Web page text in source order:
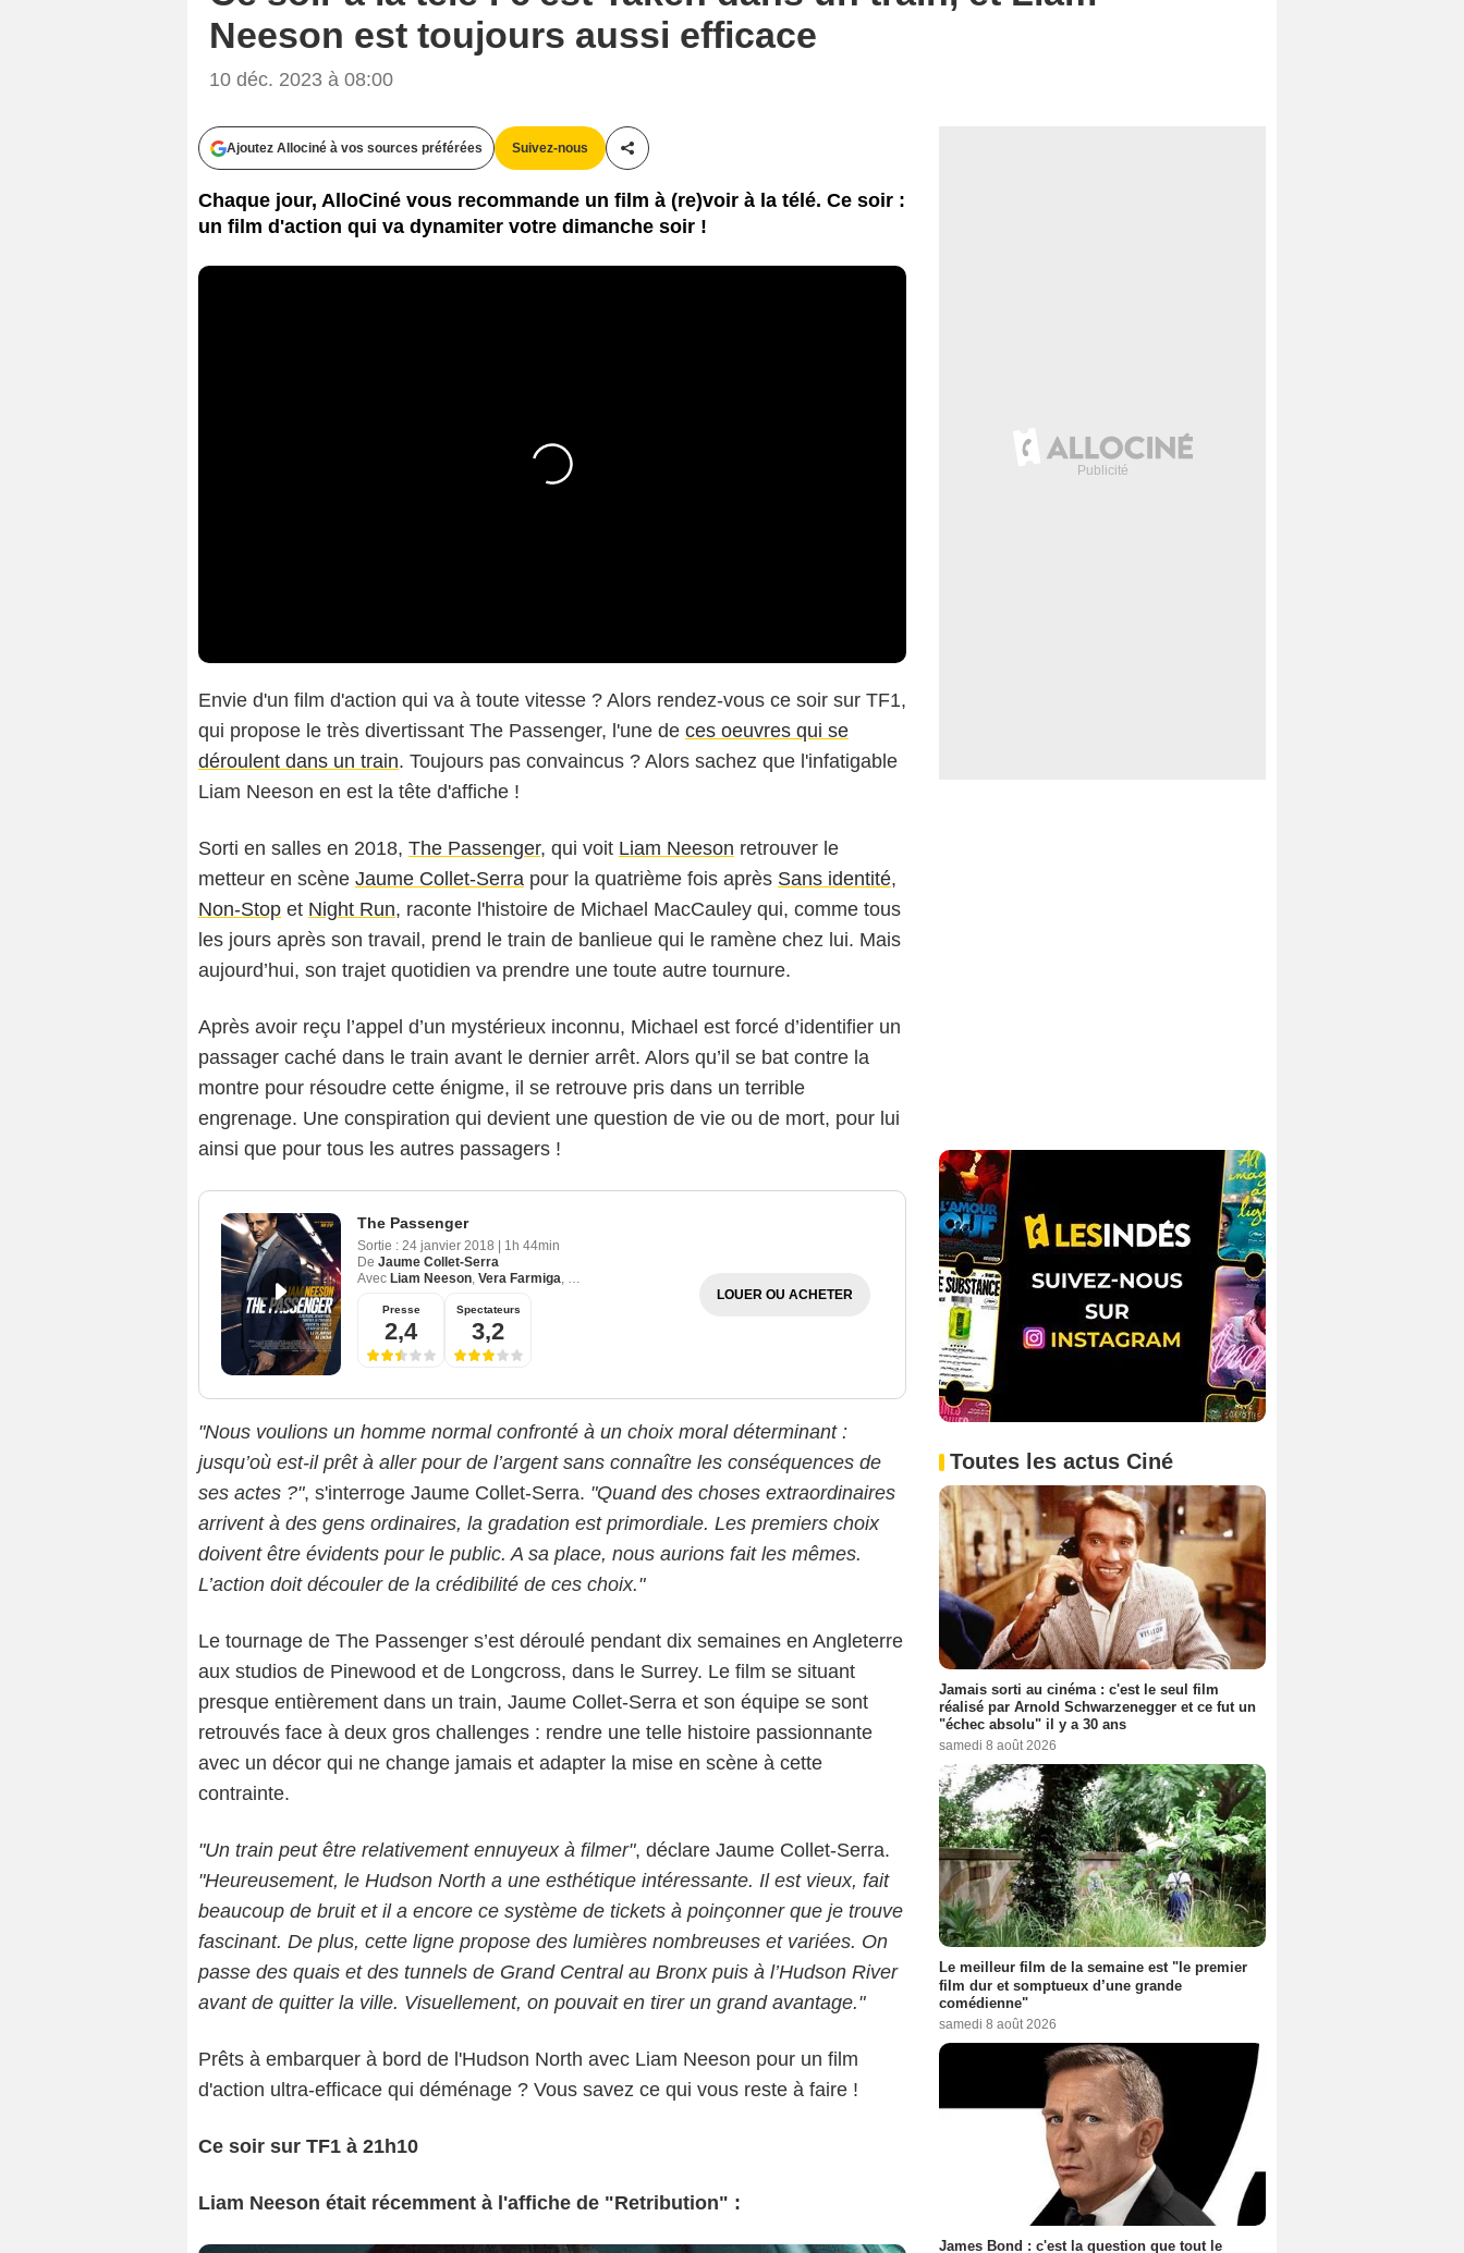
Neeson est toujours aussi efficace
10 déc. 2023 à 08:00
Ajoutez Allociné à vos sources préférées Suivez-nous
Partager cet article
Chaque jour, AlloCiné vous recommande un film à (re)voir à la télé. Ce soir :
un film d'action qui va dynamiter votre dimanche soir !
Envie d'un film d'action qui va à toute vitesse ? Alors rendez-vous ce soir sur TF1,
qui propose le très divertissant The Passenger, l'une de ces oeuvres qui se
déroulent dans un train. Toujours pas convaincus ? Alors sachez que l'infatigable
Liam Neeson en est la tête d'affiche !
Sorti en salles en 2018, The Passenger, qui voit Liam Neeson retrouver le
metteur en scène Jaume Collet-Serra pour la quatrième fois après Sans identité,
Non-Stop et Night Run, raconte l'histoire de Michael MacCauley qui, comme tous
les jours après son travail, prend le train de banlieue qui le ramène chez lui. Mais
aujourd’hui, son trajet quotidien va prendre une toute autre tournure.
Après avoir reçu l’appel d’un mystérieux inconnu, Michael est forcé d’identifier un
passager caché dans le train avant le dernier arrêt. Alors qu’il se bat contre la
montre pour résoudre cette énigme, il se retrouve pris dans un terrible
engrenage. Une conspiration qui devient une question de vie ou de mort, pour lui
ainsi que pour tous les autres passagers !
The Passenger
Sortie : 24 janvier 2018
1h 44min
De Jaume Collet-Serra
Avec Liam Neeson, Vera Farmiga, Patrick Wilson
Presse
2,4
Spectateurs
3,2
LOUER OU ACHETER
"Nous voulions un homme normal confronté à un choix moral déterminant :
jusqu’où est-il prêt à aller pour de l’argent sans connaître les conséquences de
ses actes ?", s'interroge Jaume Collet-Serra. "Quand des choses extraordinaires
arrivent à des gens ordinaires, la gradation est primordiale. Les premiers choix
doivent être évidents pour le public. A sa place, nous aurions fait les mêmes.
L’action doit découler de la crédibilité de ces choix."
Le tournage de The Passenger s’est déroulé pendant dix semaines en Angleterre
aux studios de Pinewood et de Longcross, dans le Surrey. Le film se situant
presque entièrement dans un train, Jaume Collet-Serra et son équipe se sont
retrouvés face à deux gros challenges : rendre une telle histoire passionnante
avec un décor qui ne change jamais et adapter la mise en scène à cette
contrainte.
"Un train peut être relativement ennuyeux à filmer", déclare Jaume Collet-Serra.
"Heureusement, le Hudson North a une esthétique intéressante. Il est vieux, fait
beaucoup de bruit et il a encore ce système de tickets à poinçonner que je trouve
fascinant. De plus, cette ligne propose des lumières nombreuses et variées. On
passe des quais et des tunnels de Grand Central au Bronx puis à l’Hudson River
avant de quitter la ville. Visuellement, on pouvait en tirer un grand avantage."
Prêts à embarquer à bord de l'Hudson North avec Liam Neeson pour un film
d'action ultra-efficace qui déménage ? Vous savez ce qui vous reste à faire !
Ce soir sur TF1 à 21h10
Liam Neeson était récemment à l'affiche de "Retribution" :
Toutes les actus Ciné
Jamais sorti au cinéma : c'est le seul film
réalisé par Arnold Schwarzenegger et ce fut un
"échec absolu" il y a 30 ans
samedi 8 août 2026
Le meilleur film de la semaine est "le premier
film dur et somptueux d’une grande
comédienne"
samedi 8 août 2026
James Bond : c'est la question que tout le